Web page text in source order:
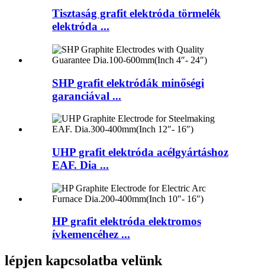
Tisztaság grafit elektróda törmelék
elektróda ...
SHP grafit elektródák minőségi
garanciával ...
UHP grafit elektróda acélgyártáshoz
EAF. Dia ...
HP grafit elektróda elektromos
ívkemencéhez ...
lépjen kapcsolatba velünk